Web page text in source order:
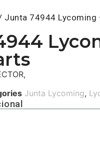
Junta 74944 Lycoming
Junta Lycoming,